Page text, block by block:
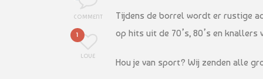
COMMENT
1
LOVE
Tijdens de borrel wordt er rustige
op hits uit de 70’s, 80’s en knallers
Hou je van sport? Wij zenden alle